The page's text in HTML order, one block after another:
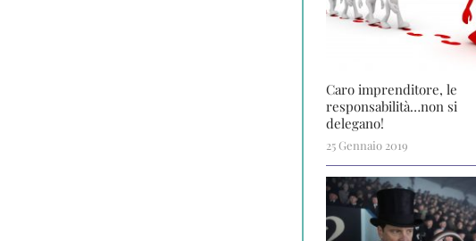
Caro imprenditore, le
responsabilità…non si
delegano!
25 Gennaio 2019